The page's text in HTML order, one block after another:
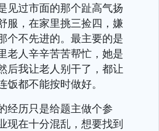
见过市面的那个趾高气扬
服，在家里挑三捡四，嫌
个不先进的。最主要的是
老人辛辛苦苦帮忙，她是
后我让老人别干了，都让
饭都不能按时做好。
经历只是给题主做个参
现在十分混乱，想要找到